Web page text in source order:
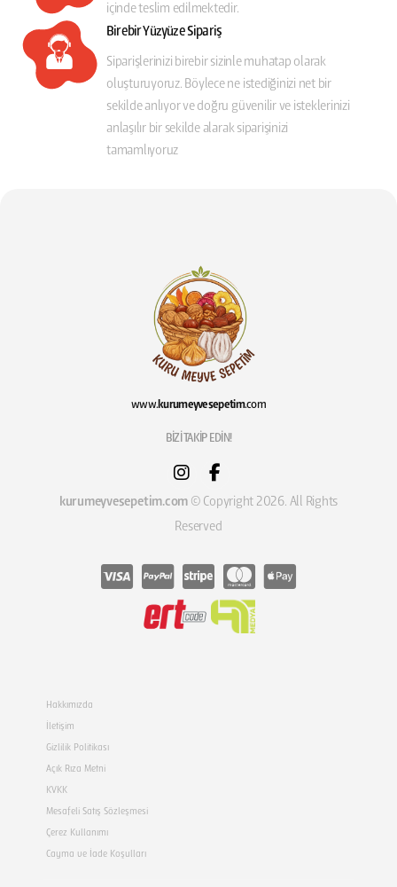
içinde teslim edilmektedir.
Birebir Yüzyüze Sipariş
Siparişlerinizi birebir sizinle muhatap olarak
oluşturuyoruz. Böylece ne istediğinizi net bir
sekilde anlıyor ve doğru güvenilir ve isteklerinizi
anlaşılır bir sekilde alarak siparişinizi
tamamlıyoruz
www.kurumeyvesepetim.com
BİZİ TAKİP EDİN!
kurumeyvesepetim.com © Copyright 2026. All Rights
Reserved
Hakkımızda
İletişim
Gizlilik Politikası
Açık Rıza Metni
KVKK
Mesafeli Satış Sözleşmesi
Çerez Kullanımı
Cayma ve İade Koşulları